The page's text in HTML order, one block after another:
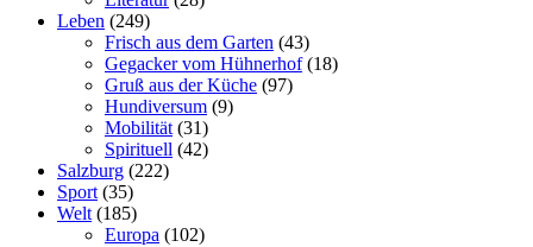
Leben (249)
Frisch aus dem Garten (43)
Gegacker vom Hühnerhof(18)
Gruß aus der Küche (97)
Hundiversum (9)
Mobilität (31)
Spirituell (42)
Salzburg (222)
Sport (35)
Welt (185)
Europa (102)